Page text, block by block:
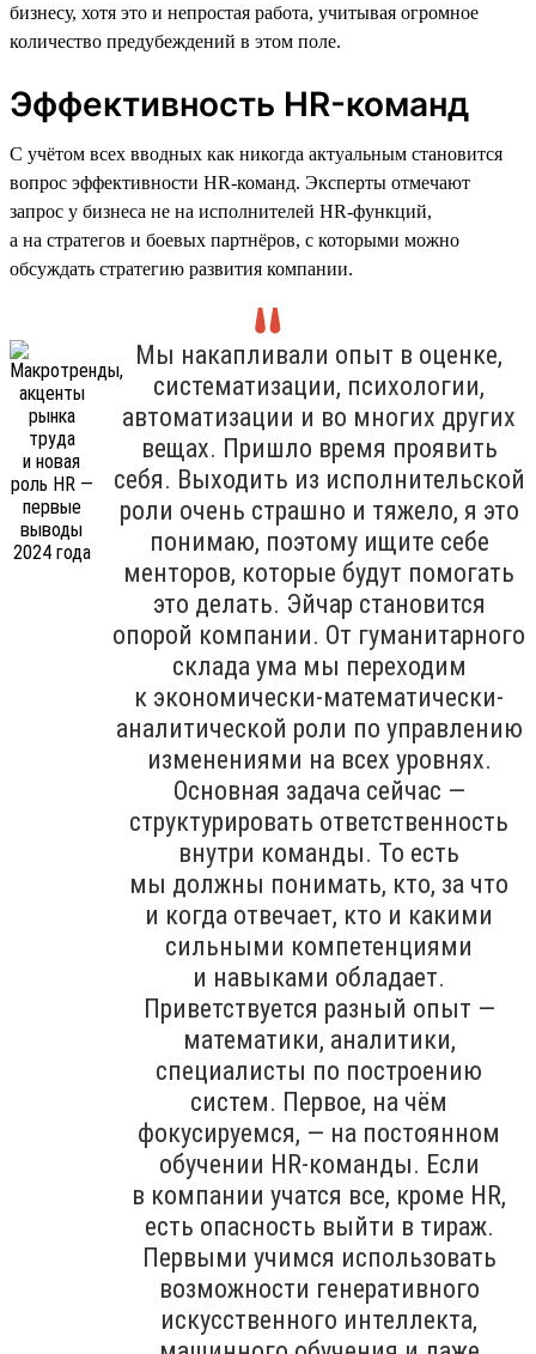
бизнесу, хотя это и непростая работа, учитывая огромное
количество предубеждений в этом поле.
Эффективность HR-команд
С учётом всех вводных как никогда актуальным становится
вопрос эффективности HR-команд. Эксперты отмечают
запрос у бизнеса не на исполнителей HR-функций,
а на стратегов и боевых партнёров, с которыми можно
обсуждать стратегию развития компании.
Мы накапливали опыт в оценке,
систематизации, психологии,
автоматизации и во многих других
вещах. Пришло время проявить
себя. Выходить из исполнительской
роли очень страшно и тяжело, я это
понимаю, поэтому ищите себе
менторов, которые будут помогать
это делать. Эйчар становится
опорой компании. От гуманитарного
склада ума мы переходим
к экономически-математически-
аналитической роли по управлению
изменениями на всех уровнях.
Основная задача сейчас —
структурировать ответственность
внутри команды. То есть
мы должны понимать, кто, за что
и когда отвечает, кто и какими
сильными компетенциями
и навыками обладает.
Приветствуется разный опыт —
математики, аналитики,
специалисты по построению
систем. Первое, на чём
фокусируемся, — на постоянном
обучении HR-команды. Если
в компании учатся все, кроме HR,
есть опасность выйти в тираж.
Первыми учимся использовать
возможности генеративного
искусственного интеллекта,